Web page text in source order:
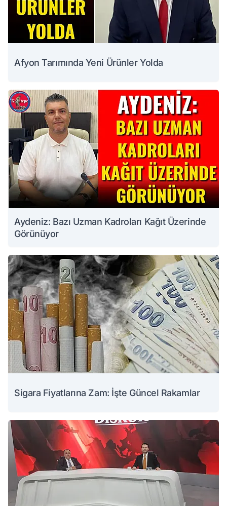
Afyon Tarımında Yeni Ürünler Yolda
Aydeniz: Bazı Uzman Kadroları Kağıt Üzerinde
Görünüyor
Sigara Fiyatlarına Zam: İşte Güncel Rakamlar